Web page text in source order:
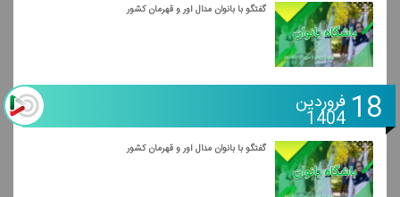
گفتگو با بانوان مدال آور و قهرمان كشور
18 فروردین
1404
گفتگو با بانوان مدال آور و قهرمان كشور